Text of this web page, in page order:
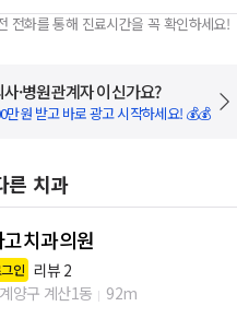
전화를 통해 진료시간을 꼭 확인하세요!
·병원관계자 이신가요?
만원 받고 바로 광고 시작하세요! 💰💰
른 치과
치과의원
인 리뷰 2
양구 계산1동
92m